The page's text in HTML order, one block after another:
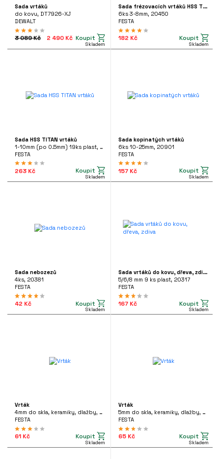
nástroje
DEWALT(22)
RATIO SYSTEM(26)
40mm
VRTÁKU
Stopka(3)
(27)
97mm
Sada vrtáků
do kovu, DT7926-XJ
DEWALT
3 089 Kč 2 490 Kč Koupit
Skladem
Sada frézovacích vrtáků HSS TITAN
6ks 3-8mm, 20450
FESTA
182 Kč Koupit
Skladem
Sada HSS TITAN vrtáků
1-10mm (po 0.5mm) 19ks plast, 20320
FESTA
263 Kč Koupit
Skladem
Sada kopinatých vrtáků
6ks 10-25mm, 20901
FESTA
157 Kč Koupit
Skladem
Sada nebozezů
4ks, 20381
FESTA
42 Kč Koupit
Skladem
Sada vrtáků do kovu, dřeva, zdiva
5/6/8 mm 9 ks plast, 20317
FESTA
167 Kč Koupit
Skladem
Vrták
4mm do skla, keramiky, dlažby, 24780
FESTA
61 Kč Koupit
Skladem
Vrták
5mm do skla, keramiky, dlažby, 24781
FESTA
65 Kč Koupit
Skladem